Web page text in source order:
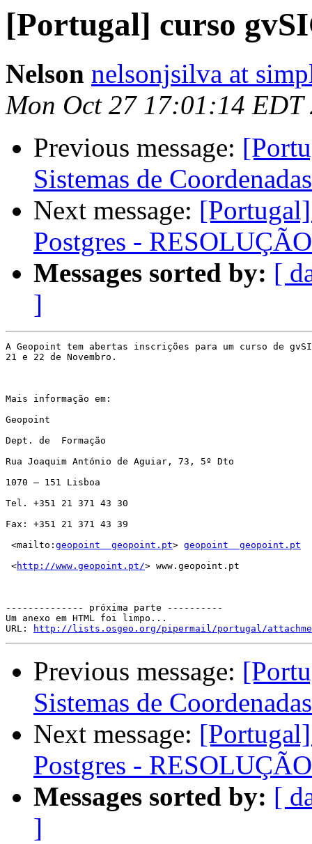
[Portugal] curso
Nelson nelsonjsilva at
Mon Oct 27 17:01:14 EDT
Previous message:
Sistemas de
Next message:
Postgres - RESOLUÇÃO
Messages sorted by: [
]
A Geopoint tem abertas inscrições para um curso de
21 e 22 de Novembro.
Mais informação em:
Geopoint
Dept. de  Formação
Rua Joaquim António de Aguiar, 73, 5º Dto
1070 – 151 Lisboa
Tel. +351 21 371 43 30
Fax: +351 21 371 43 39
<mailto: geopoint  geopoint.pt> geopoint  geopoint.pt
<http://www.geopoint.pt/> www.geopoint.pt
-------------- próxima parte ----------
Um anexo em HTML foi limpo...
URL:
http://lists.osgeo.org/pipermail/portugal/
Previous message:
Sistemas de
Next message:
Postgres - RESOLUÇÃO
Messages sorted by: [
]